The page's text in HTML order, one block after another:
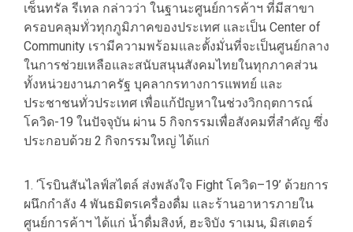
เซ็นทรัล รีเทล กล่าวว่า ในฐานะศูนย์การค้าฯ ที่มีสาขา
ครอบคลุมทั่วทุกภูมิภาคของประเทศ และเป็น Center of
Community เรามีความพร้อมและตั้งมั่นที่จะเป็นศูนย์กลาง
ในการช่วยเหลือและสนับสนุนสังคมไทยในทุกภาคส่วน
ทั้งหน่วยงานภาครัฐ บุคลากรทางการแพทย์ และ
ประชาชนทั่วประเทศ เพื่อแก้ปัญหาในช่วงวิกฤตการณ์
โควิด-19 ในปัจจุบัน ผ่าน 5 กิจกรรมเพื่อสังคมที่สำคัญ ซึ่ง
ประกอบด้วย 2 กิจกรรมใหญ่ ได้แก่
1. ‘โรบินสันไลฟ์สไตล์ ส่งพลังใจ Fight โควิด–19’ ด้วยการ
ผนึกกำลัง 4 พันธมิตรเครื่องดื่ม และร้านอาหารภายใน
ศูนย์การค้าฯ ได้แก่ น้ำดื่มสิงห์, ฮะจิบัง ราเมน, มิสเตอร์